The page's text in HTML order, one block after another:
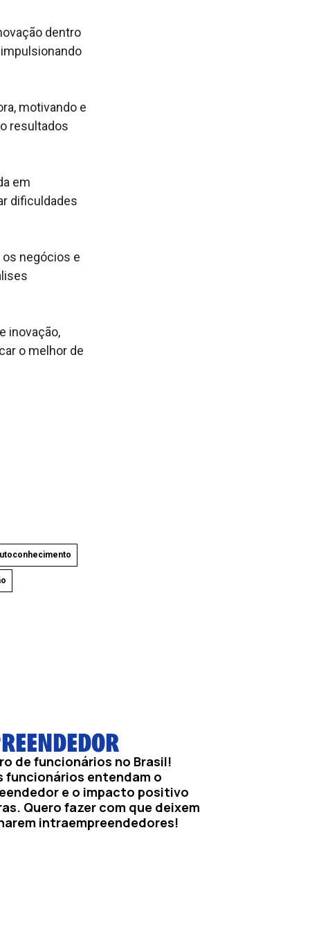
dentro
motivando e
resultados
em
dificuldades
os negócios e
inovação,
o melhor de
de funcionários no Brasil!
funcionários entendam o
e o impacto positivo
Quero fazer com que deixem
intraempreendedores!